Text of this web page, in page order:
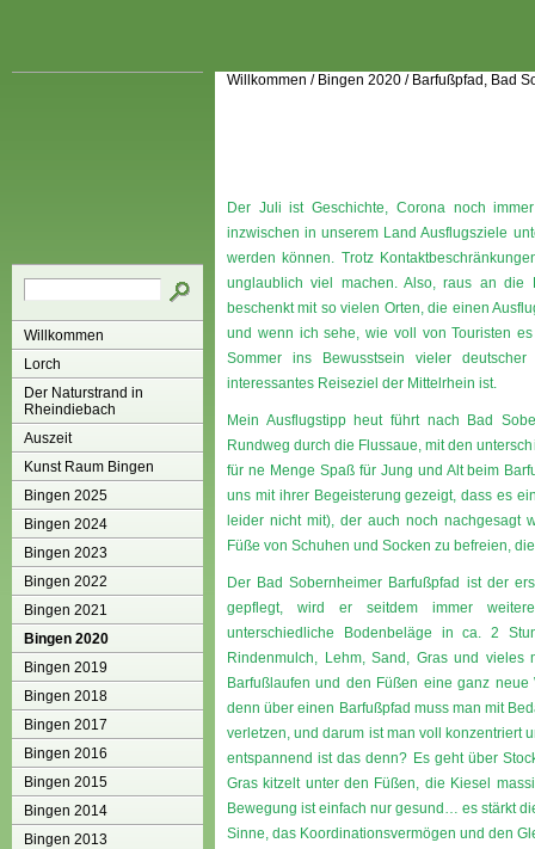
Willkommen
Lorch
Der Naturstrand in
Rheindiebach
Auszeit
Kunst Raum Bingen
Bingen 2025
Bingen 2024
Bingen 2023
Bingen 2022
Bingen 2021
Bingen 2020
Bingen 2019
Bingen 2018
Bingen 2017
Bingen 2016
Bingen 2015
Bingen 2014
Bingen 2013
Willkommen / Bingen 2020 / Barfußpfad, Bad
Der Juli ist Geschichte, Corona noch
inzwischen in unserem Land Ausflugsziele
werden können. Trotz
unglaublich viel machen. Also, raus an
beschenkt mit so vielen Orten, die einen
und wenn ich sehe, wie voll von Touristen
Sommer ins Bewusstsein vieler
interessantes Reiseziel der Mittelrhein ist.
Mein Ausflugstipp heut führt nach Bad
Rundweg durch die Flussaue, mit den
für ne Menge Spaß für Jung und Alt beim
uns mit ihrer Begeisterung gezeigt, dass es
leider nicht mit), der auch noch nachgesagt
Füße von Schuhen und Socken zu befreien,
Der Bad Sobernheimer Barfußpfad ist der
gepflegt, wird er seitdem immer
unterschiedliche Bodenbeläge in ca. 2
Rindenmulch, Lehm, Sand, Gras und
Barfußlaufen und den Füßen eine ganz
denn über einen Barfußpfad muss man mit
verletzen, und darum ist man voll
entspannend ist das denn? Es geht über
Gras kitzelt unter den Füßen, die Kiesel
Bewegung ist einfach nur gesund… es stärkt
Sinne, das Koordinationsvermögen und den